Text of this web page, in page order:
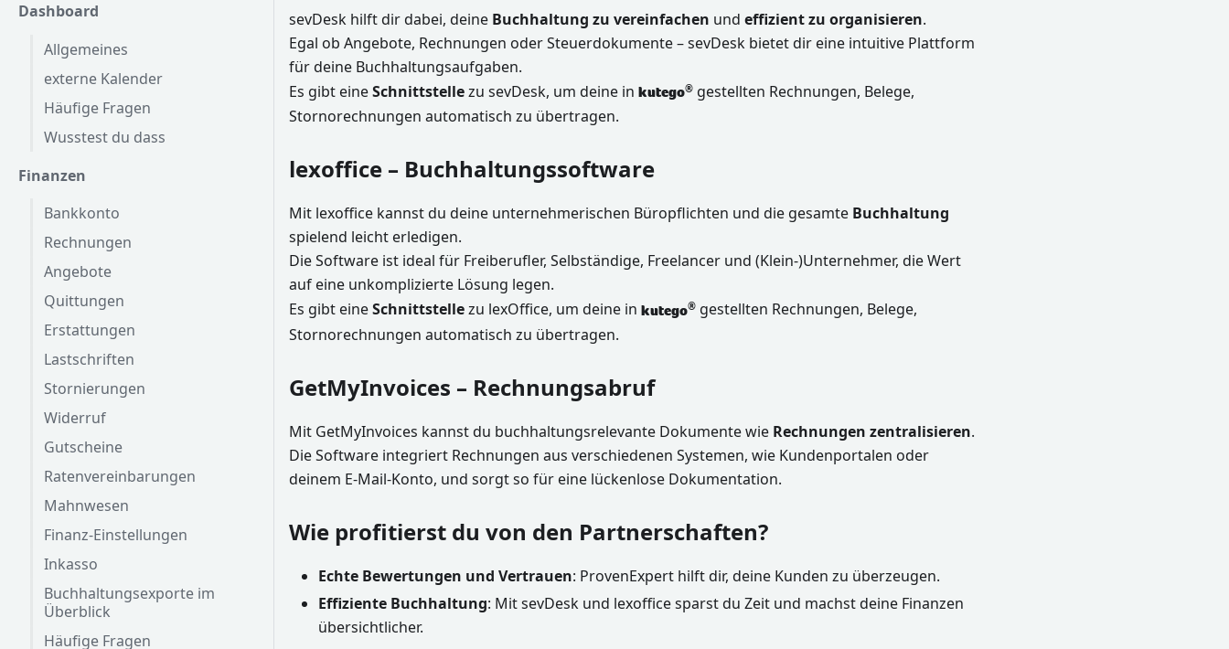
Dashboard
Allgemeines
externe Kalender
Häufige Fragen
Wusstest du dass
Finanzen
Bankkonto
Rechnungen
Angebote
Quittungen
Erstattungen
Lastschriften
Stornierungen
Widerruf
Gutscheine
Ratenvereinbarungen
Mahnwesen
Finanz-Einstellungen
Inkasso
Buchhaltungsexporte im
Überblick
Häufige Fragen
sevDesk hilft dir dabei, deine Buchhaltung zu vereinfachen und effizient zu organisieren.
Egal ob Angebote, Rechnungen oder Steuerdokumente – sevDesk bietet dir eine intuitive Plattform
für deine Buchhaltungsaufgaben.
Es gibt eineSchnittstellezu sevDesk, um deine in kutego® gestellten Rechnungen, Belege,
Stornorechnungen automatisch zu übertragen.
lexoffice – Buchhaltungssoftware
Mit lexoffice kannst du deine unternehmerischen Büropflichten und die gesamte Buchhaltung
spielend leicht erledigen.
Die Software ist ideal für Freiberufler, Selbständige, Freelancer und (Klein-)Unternehmer, die Wert
auf eine unkomplizierte Lösung legen.
Es gibt eineSchnittstellezu lexOffice, um deine in kutego® gestellten Rechnungen, Belege,
Stornorechnungen automatisch zu übertragen.
GetMyInvoices – Rechnungsabruf
Mit GetMyInvoices kannst du buchhaltungsrelevante Dokumente wie Rechnungen zentralisieren.
Die Software integriert Rechnungen aus verschiedenen Systemen, wie Kundenportalen oder
deinem E-Mail-Konto, und sorgt so für eine lückenlose Dokumentation.
Wie profitierst du von den Partnerschaften?
Echte Bewertungen und Vertrauen: ProvenExpert hilft dir, deine Kunden zu überzeugen.
Effiziente Buchhaltung: Mit sevDesk und lexoffice sparst du Zeit und machst deine Finanzen
übersichtlicher.